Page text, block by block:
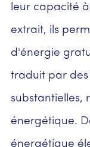
leur capacité
extrait, ils
d'énergie
traduit par
substantielles,
énergétique.
énergétique